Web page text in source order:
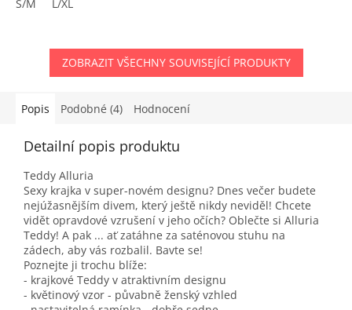
S/M L/XL
ZOBRAZIT VŠECHNY SOUVISEJÍCÍ PRODUKTY
Popis Podobné (4) Hodnocení
Detailní popis produktu
Teddy Alluria
Sexy krajka v super-novém designu? Dnes večer budete
nejúžasnějším divem, který ještě nikdy neviděl! Chcete
vidět opravdové vzrušení v jeho očích? Oblečte si Alluria
Teddy! A pak ... ať zatáhne za saténovou stuhu na
zádech, aby vás rozbalil. Bavte se!
Poznejte ji trochu blíže:
- krajkové Teddy v atraktivním designu
- květinový vzor - půvabně ženský vzhled